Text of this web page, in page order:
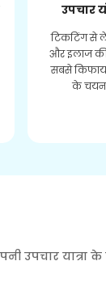
उपचार
टिकटिंग से
और इलाज
सबसे
के
यात्रा के